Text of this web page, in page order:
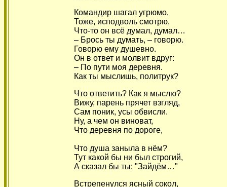
Командир шагал угрюмо,
Тоже, исподволь смотрю,
Что-то он всё думал, думал…
– Брось ты думать, – говорю.
Говорю ему душевно.
Он в ответ и молвит вдруг:
– По пути моя деревня.
Как ты мыслишь, политрук?
Что ответить? Как я мыслю?
Вижу, парень прячет взгляд,
Сам поник, усы обвисли.
Ну, а чем он виноват,
Что деревня по дороге,
Что душа заныла в нём?
Тут какой бы ни был строгий,
А сказал бы ты: "Зайдём…"
Встрепенулся ясный сокол,